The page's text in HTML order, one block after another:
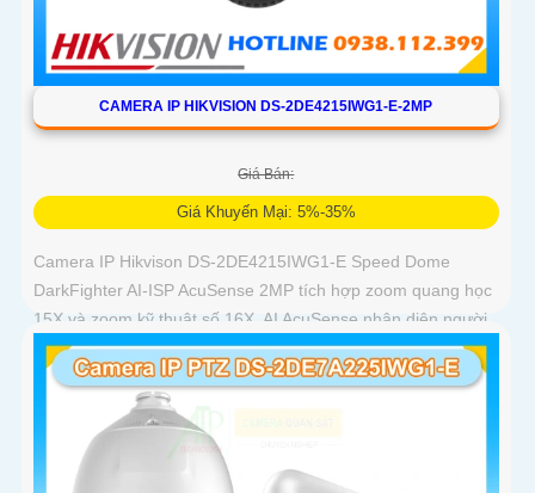
CAMERA IP HIKVISION DS-2DE4215IWG1-E-2MP
Giá Bán:
Giá Khuyến Mại: 5%-35%
Camera IP Hikvison DS-2DE4215IWG1-E Speed Dome
DarkFighter AI-ISP AcuSense 2MP tích hợp zoom quang học
15X và zoom kỹ thuật số 16X. AI AcuSense nhận diện người
và phương tiện và cảnh báo chủ động